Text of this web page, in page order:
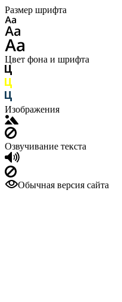
Размер шрифта
Цвет фона и шрифта
Изображения
Озвучивание текста
Обычная версия сайта